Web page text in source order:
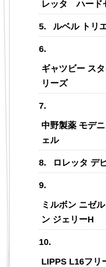
レッタ ハード
ルベル トリ
ギャツビー ス
リーズ
中野製薬 モデ
ェル
ロレッタ デ
ミルボン ニゼ
ン ジェリーH
LIPPS L16フリ